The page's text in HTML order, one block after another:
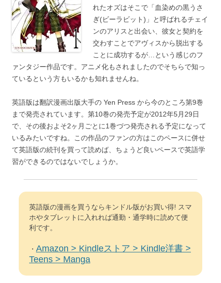
れたオズはそこで「血染めの黒うさ
ぎ(ビーラビット)」と呼ばれるチェイ
ンのアリスと出会い、彼女と契約を
交わすことでアヴィスから脱出する
ことに成功するが…という感じのフ
ァンタジー作品です。アニメ化もされましたのでそちらで知っ
ているという方もいるかも知れませんね。
英語版は翻訳漫画出版大手の Yen Press から今のところ第9巻
まで発売されています。第10巻の発売予定が2012年5月29日
で、その後およそ2ヶ月ごとに1巻づつ発売される予定になって
いるみたいですね。この作品のファンの方はこのペースに併せ
て英語版の続刊を買って読めば、ちょうど良いペースで英語学
習ができるのではないでしょうか。
英語版の漫画を買うならキンドル版がお買い得! スマ
ホやタブレットに入れれば通勤・通学時に読めて便
利です。
・ Amazon > Kindleストア > Kindle洋書 >
Teens > Manga